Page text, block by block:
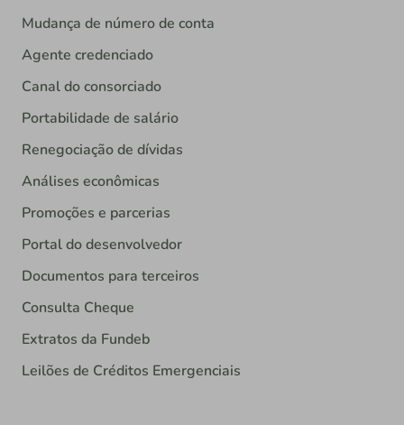
Mudança de número de conta
Agente credenciado
Canal do consorciado
Portabilidade de salário
Renegociação de dívidas
Análises econômicas
Promoções e parcerias
Portal do desenvolvedor
Documentos para terceiros
Consulta Cheque
Extratos da Fundeb
Leilões de Créditos Emergenciais